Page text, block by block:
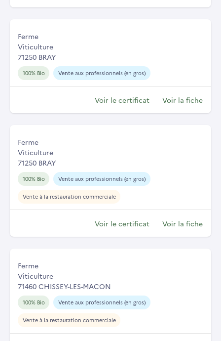
Ferme
Viticulture
71250 BRAY
100% Bio Vente aux professionnels (en gros)
Voir le certificat Voir la fiche
Ferme
Viticulture
71250 BRAY
100% Bio Vente aux professionnels (en gros)
Vente à la restauration commerciale
Voir le certificat Voir la fiche
Ferme
Viticulture
71460 CHISSEY-LES-MACON
100% Bio Vente aux professionnels (en gros)
Vente à la restauration commerciale